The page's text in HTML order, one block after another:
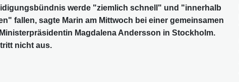
werde "ziemlich schnell" und "innerhalb
fallen, sagte Marin am Mittwoch bei einer gemeinsamen
Magdalena Andersson in Stockholm.
nicht aus.